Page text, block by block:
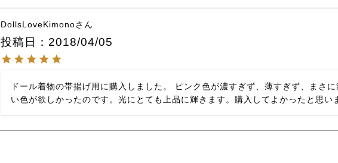
DollsLoveKimono
投稿日 2018/04/05
ドール着物の帯揚げ用に購入しました。 ピンク色が濃すぎず、薄すぎず、まさ